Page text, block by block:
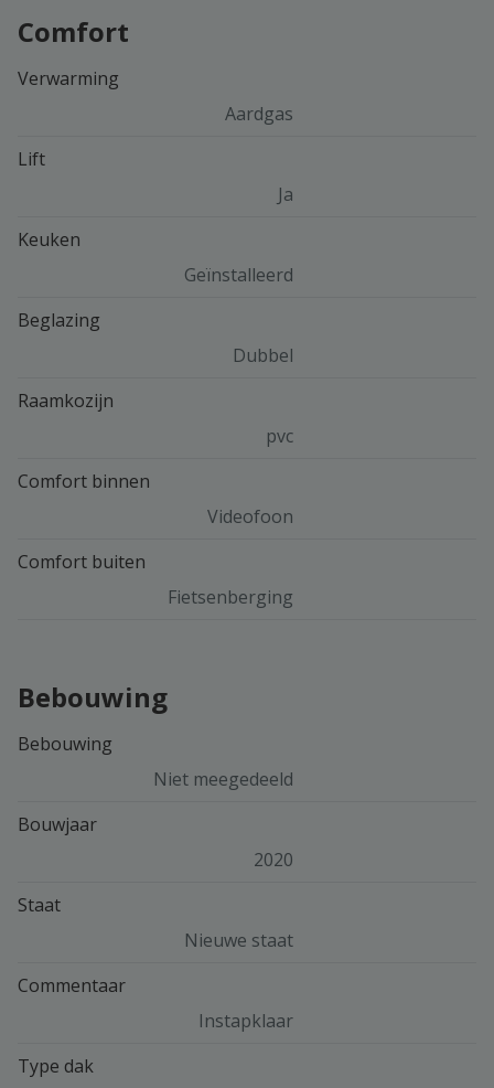
Comfort
Verwarming
Aardgas
Lift
Ja
Keuken
Geïnstalleerd
Beglazing
Dubbel
Raamkozijn
pvc
Comfort binnen
Videofoon
Comfort buiten
Fietsenberging
Bebouwing
Bebouwing
Niet meegedeeld
Bouwjaar
2020
Staat
Nieuwe staat
Commentaar
Instapklaar
Type dak